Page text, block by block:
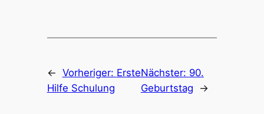
← Vorheriger: Erste
Hilfe Schulung
Nächster: 90.
Geburtstag
→